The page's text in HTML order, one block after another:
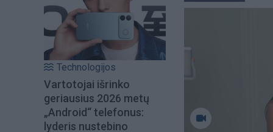
Technologijos
Vartotojai išrinko
geriausius 2026 metų
„Android“ telefonus:
lyderis nustebino